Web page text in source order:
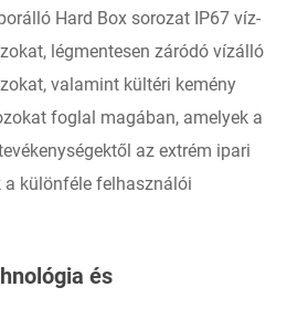
Hard Box sorozat IP67 víz-
légmentesen záródó vízálló
valamint kültéri kemény
foglal magában, amelyek a
az extrém ipari
különféle felhasználói
és